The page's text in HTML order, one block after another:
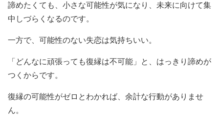
諦めたくても、小さな可能性が気になり、未来に向けて集
中しづらくなるのです。
一方で、可能性のない失恋は気持ちいい。
「どんなに頑張っても復縁は不可能」と、はっきり諦めが
つくからです。
復縁の可能性がゼロとわかれば、余計な行動がありませ
ん。